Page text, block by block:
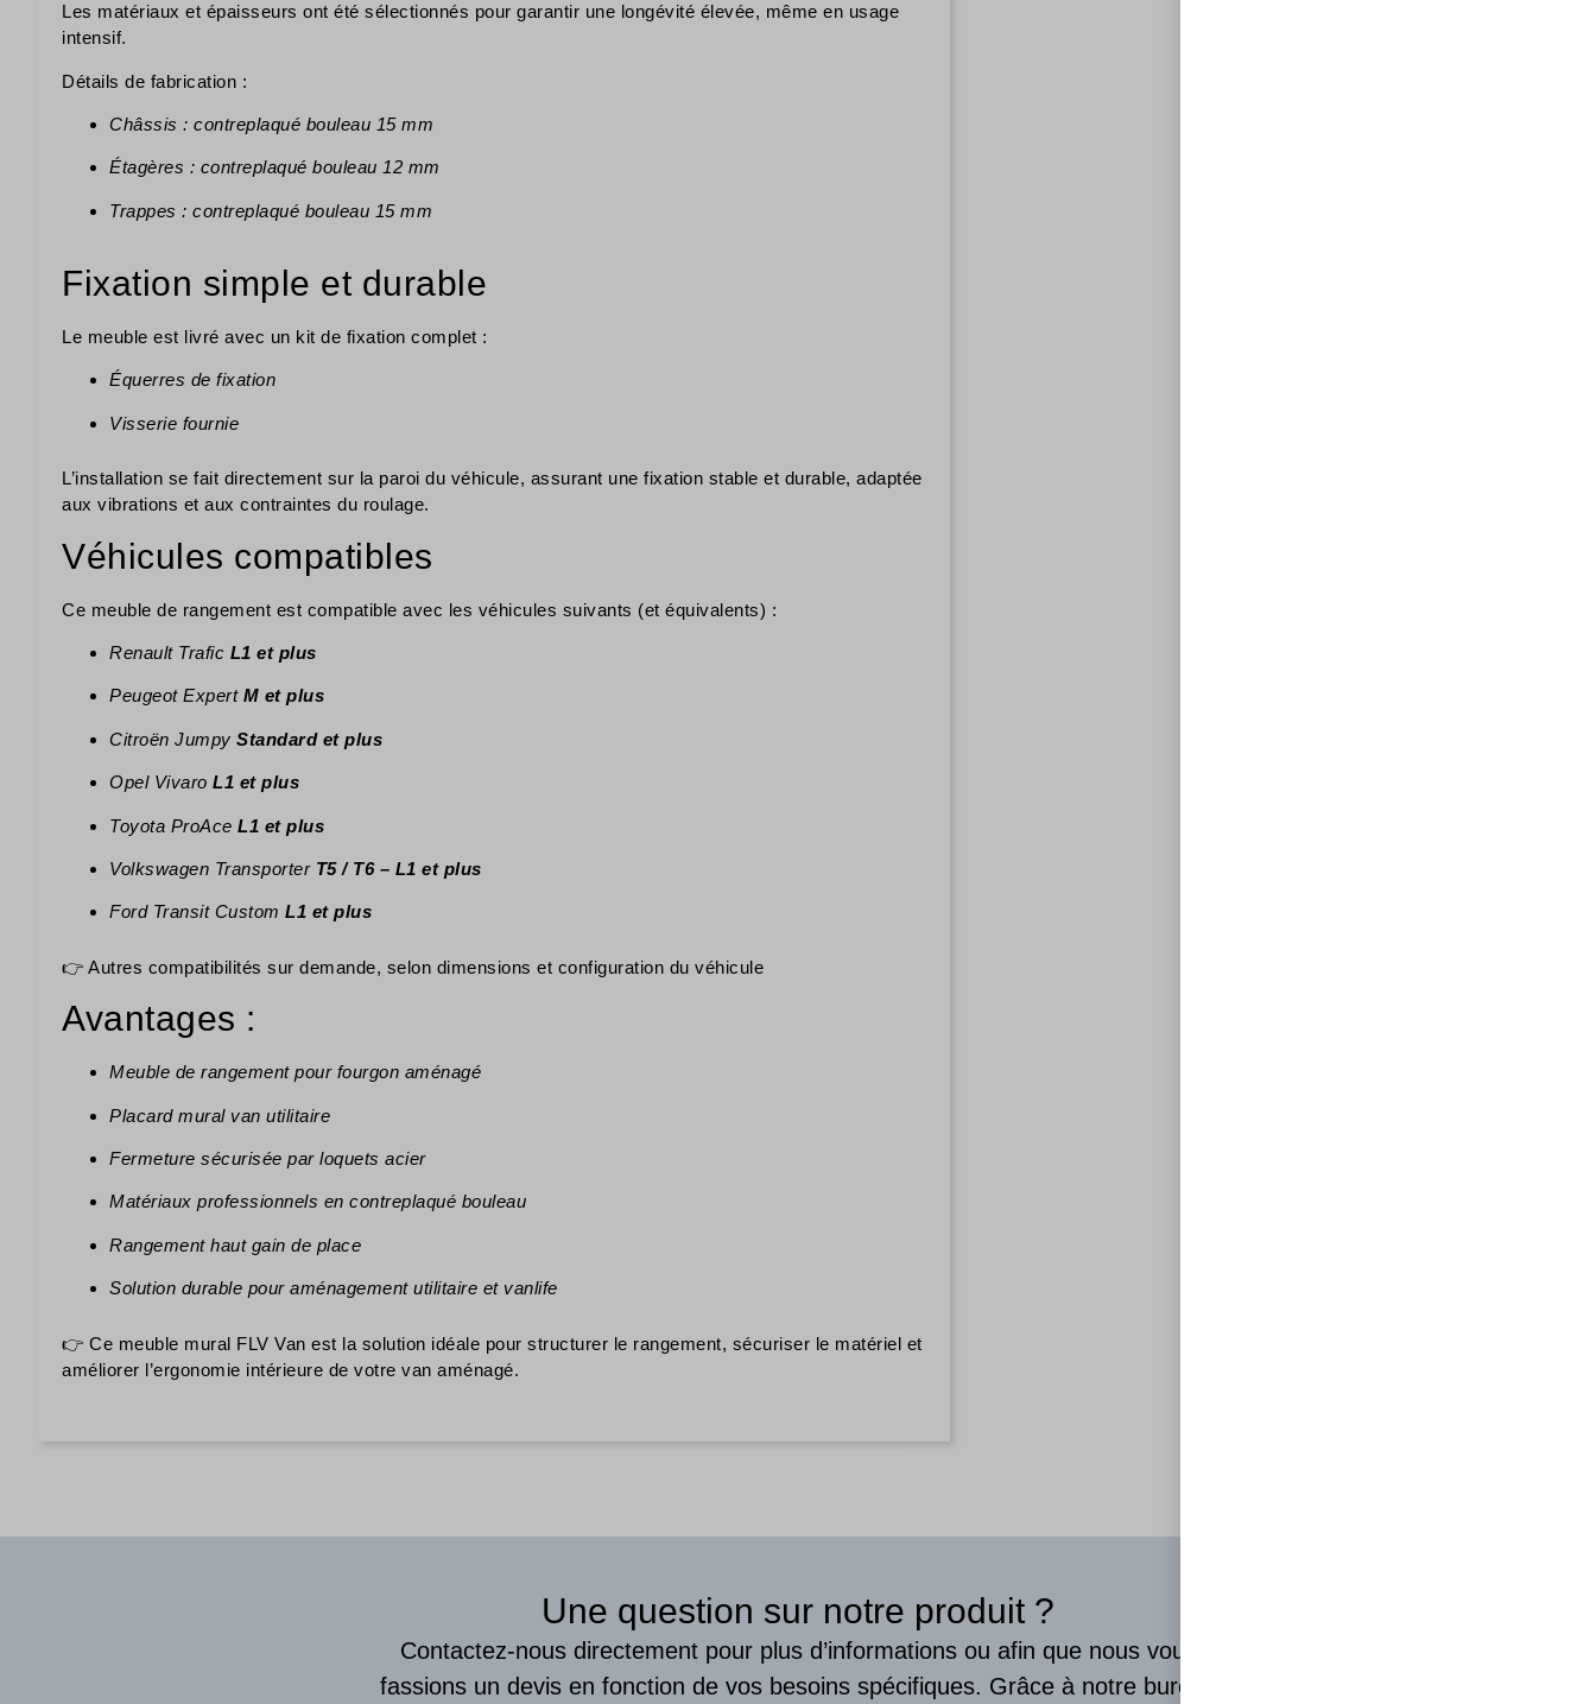
Les matériaux et épaisseurs ont été sélectionnés pour garantir une longévité élevée, même en usage
intensif.
Détails de fabrication :
Châssis : contreplaqué bouleau 15 mm
Étagères : contreplaqué bouleau 12 mm
Trappes : contreplaqué bouleau 15 mm
Fixation simple et durable
Le meuble est livré avec un kit de fixation complet :
Équerres de fixation
Visserie fournie
L’installation se fait directement sur la paroi du véhicule, assurant une fixation stable et durable, adaptée
aux vibrations et aux contraintes du roulage.
Véhicules compatibles
Ce meuble de rangement est compatible avec les véhicules suivants (et équivalents) :
Renault Trafic L1 et plus
Peugeot Expert M et plus
Citroën Jumpy Standard et plus
Opel Vivaro L1 et plus
Toyota ProAce L1 et plus
Volkswagen Transporter T5 / T6 – L1 et plus
Ford Transit Custom L1 et plus
👉 Autres compatibilités sur demande, selon dimensions et configuration du véhicule
Avantages :
Meuble de rangement pour fourgon aménagé
Placard mural van utilitaire
Fermeture sécurisée par loquets acier
Matériaux professionnels en contreplaqué bouleau
Rangement haut gain de place
Solution durable pour aménagement utilitaire et vanlife
👉 Ce meuble mural FLV Van est la solution idéale pour structurer le rangement, sécuriser le matériel et
améliorer l’ergonomie intérieure de votre van aménagé.
Une question sur notre produit ?
Contactez-nous directement pour plus d’informations ou afin que nous vous
fassions un devis en fonction de vos besoins spécifiques. Grâce à notre bureau